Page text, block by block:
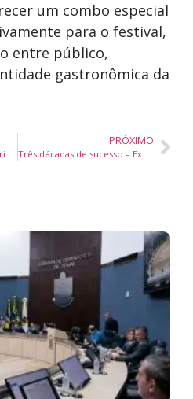
um combo especial
para o festival,
entre público,
gastronômica da
Balneário Piçarras abre inscrições para curso gratuito de soldador com foco em capacitação profissional
PRÓXIMO
Três décadas de sucesso – Expo Turismo Paraná, negócios, capacitação e fortalecimento do setor